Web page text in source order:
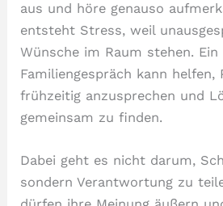
aus und höre genauso
entsteht Stress, weil
Wünsche im Raum stehen.
Familiengespräch kann helfen,
frühzeitig anzusprechen und
gemeinsam zu finden.
Dabei geht es nicht darum,
sondern Verantwortung zu